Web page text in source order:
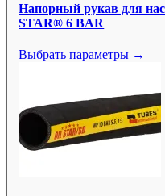
Напорный рукав для
STAR® 6 BAR
Выбрать параметры →